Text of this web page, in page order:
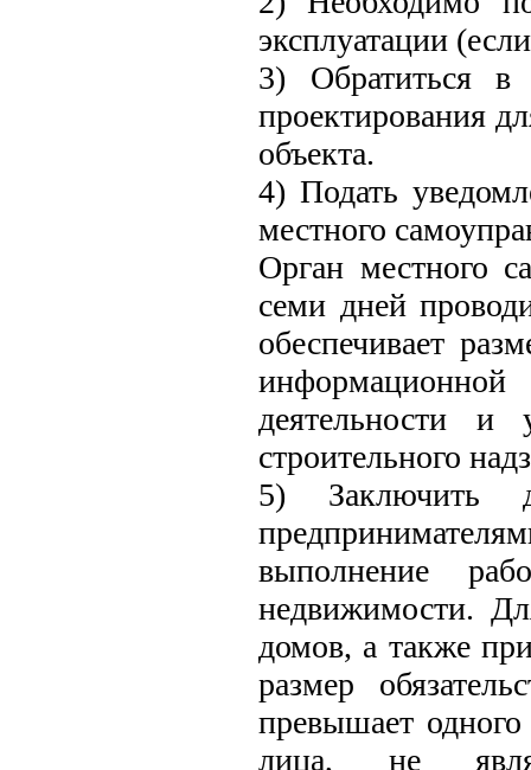
эксплуатации
3) Обратиться в
проектирования
объекта.
4) Подать
местного
Орган местного
семи дней
обеспечивает
информационной
деятельности и
строительного
5) Заключить
выполнение
недвижимости.
домов, а также
размер
превышает
лица, не